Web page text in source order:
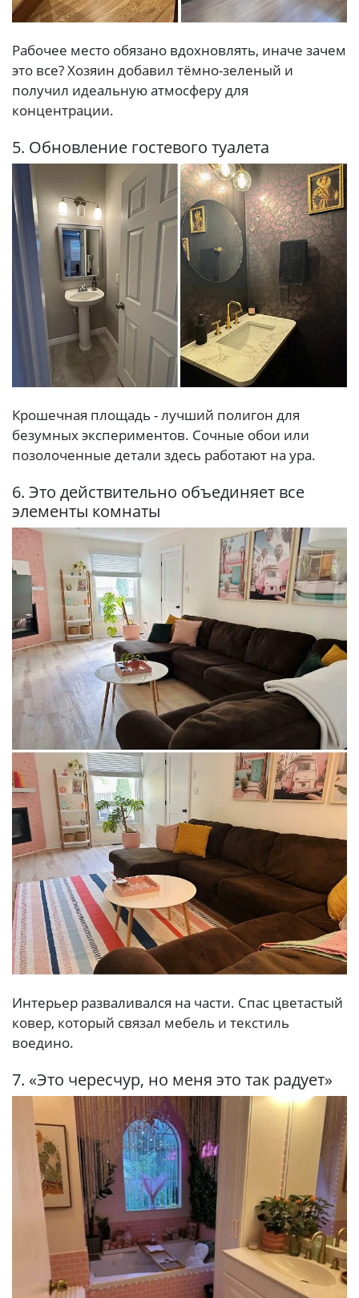
Рабочее место обязано вдохновлять, иначе зачем
это все? Хозяин добавил тёмно-зеленый и
получил идеальную атмосферу для
концентрации.
5. Обновление гостевого туалета
Крошечная площадь - лучший полигон для
безумных экспериментов. Сочные обои или
позолоченные детали здесь работают на ура.
6. Это действительно объединяет все
элементы комнаты
Интерьер разваливался на части. Спас цветастый
ковер, который связал мебель и текстиль
воедино.
7. «Это чересчур, но меня это так радует»